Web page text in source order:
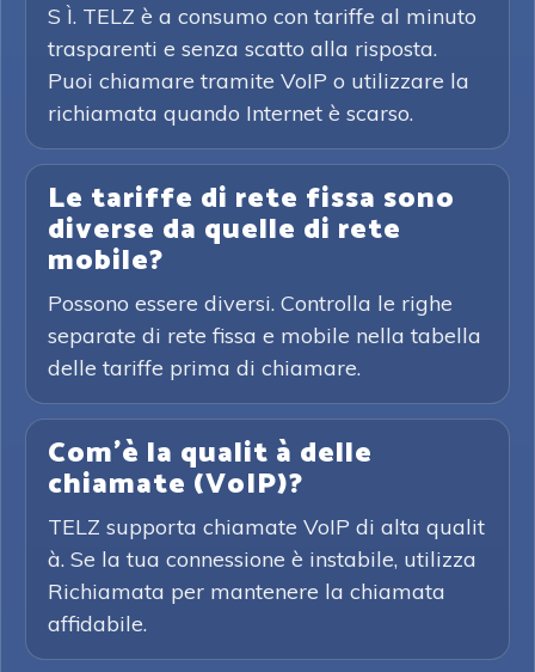
S Ì. TELZ è a consumo con tariffe al minuto
trasparenti e senza scatto alla risposta.
Puoi chiamare tramite VoIP o utilizzare la
richiamata quando Internet è scarso.
Le tariffe di rete fissa sono
diverse da quelle di rete
mobile?
Possono essere diversi. Controlla le righe
separate di rete fissa e mobile nella tabella
delle tariffe prima di chiamare.
Com'è la qualit à delle
chiamate (VoIP)?
TELZ supporta chiamate VoIP di alta qualit
à. Se la tua connessione è instabile, utilizza
Richiamata per mantenere la chiamata
affidabile.